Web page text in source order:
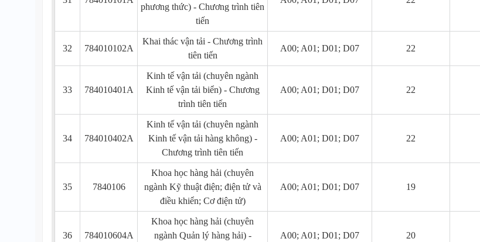
phương thức) - Chương trình tiên
tiến
32 784010102A
Khai thác vận tải - Chương trình
tiên tiến
A00; A01; D01; D07 22
33 784010401A
Kinh tế vận tải (chuyên ngành
Kinh tế vận tải biển) - Chương
trình tiên tiến
A00; A01; D01; D07 22
34 784010402A
Kinh tế vận tải (chuyên ngành
Kinh tế vận tải hàng không) -
Chương trình tiên tiến
A00; A01; D01; D07 22
35 7840106
Khoa học hàng hải (chuyên
ngành Kỹ thuật điện; điện tử và
điều khiển; Cơ điện tử)
A00; A01; D01; D07 19
36 784010604A
Khoa học hàng hải (chuyên
ngành Quản lý hàng hải) -
A00; A01; D01; D07 20